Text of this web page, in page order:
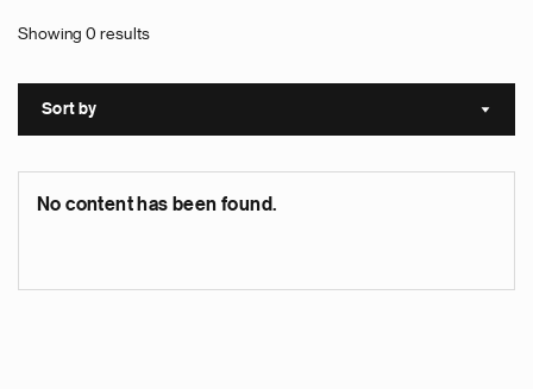
Showing 0 results
Sort by Sort
No content has been found.